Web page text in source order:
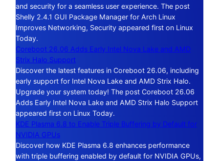
and security for a seamless user experience. The post
Shelly 2.4.1 GUI Package Manager for Arch Linux
Improves Networking, Security appeared first on Linux
Today.
Coreboot 26.06 Adds Early Intel Nova Lake and AMD
Strix Halo Support
Discover the latest features in Coreboot 26.06, including
early support for Intel Nova Lake and AMD Strix Halo.
Upgrade your system today! The post Coreboot 26.06
Adds Early Intel Nova Lake and AMD Strix Halo Support
appeared first on Linux Today.
KDE Plasma 6.8 to Enable Triple Buffering by Default for
NVIDIA GPUs
Discover how KDE Plasma 6.8 enhances performance
with triple buffering enabled by default for NVIDIA GPUs,